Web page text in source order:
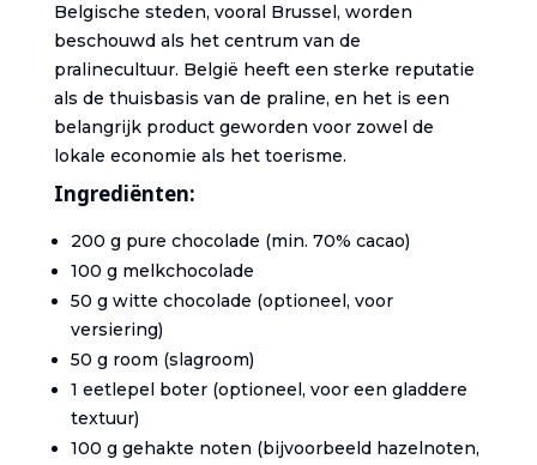
Belgische steden, vooral Brussel, worden
beschouwd als het centrum van de
pralinecultuur. België heeft een sterke reputatie
als de thuisbasis van de praline, en het is een
belangrijk product geworden voor zowel de
lokale economie als het toerisme.
Ingrediënten:
200 g pure chocolade (min. 70% cacao)
100 g melkchocolade
50 g witte chocolade (optioneel, voor
versiering)
50 g room (slagroom)
1 eetlepel boter (optioneel, voor een gladdere
textuur)
100 g gehakte noten (bijvoorbeeld hazelnoten,